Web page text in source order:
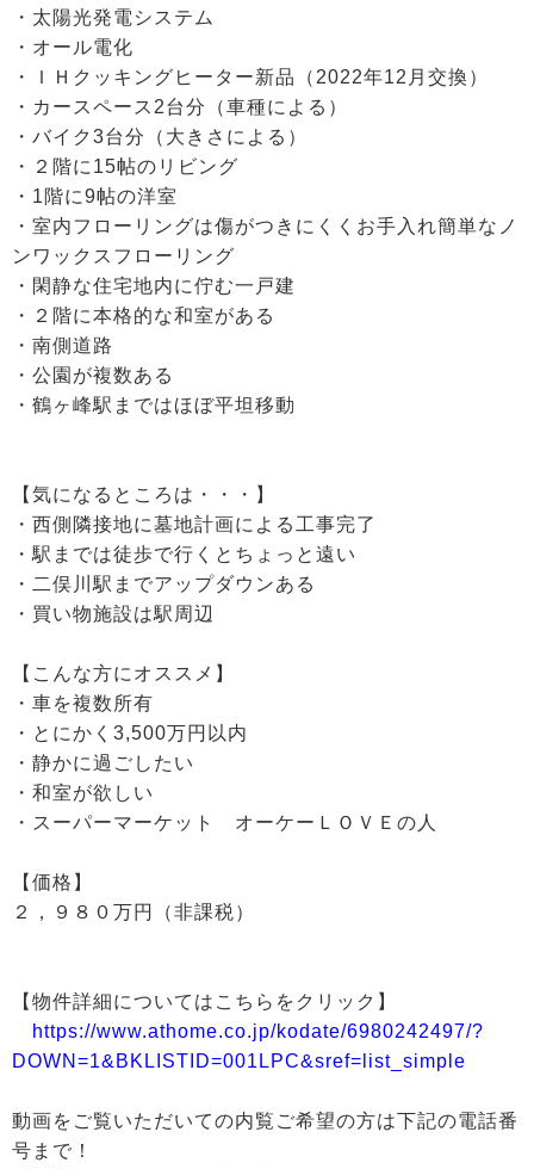
・太陽光発電システム
・オール電化
・ＩＨクッキングヒーター新品（2022年12月交換）
・カースペース2台分（車種による）
・バイク3台分（大きさによる）
・２階に15帖のリビング
・1階に9帖の洋室
・室内フローリングは傷がつきにくくお手入れ簡単なノ
ンワックスフローリング
・閑静な住宅地内に佇む一戸建
・２階に本格的な和室がある
・南側道路
・公園が複数ある
・鶴ヶ峰駅まではほぼ平坦移動
【気になるところは・・・】
・西側隣接地に墓地計画による工事完了
・駅までは徒歩で行くとちょっと遠い
・二俣川駅までアップダウンある
・買い物施設は駅周辺
【こんな方にオススメ】
・車を複数所有
・とにかく3,500万円以内
・静かに過ごしたい
・和室が欲しい
・スーパーマーケット オーケーＬＯＶＥの人
【価格】
２，９８０万円（非課税）
【物件詳細についてはこちらをクリック】
https://www.athome.co.jp/kodate/6980242497/?
DOWN=1&BKLISTID=001LPC&sref=list_simple
動画をご覧いただいての内覧ご希望の方は下記の電話番
号まで！